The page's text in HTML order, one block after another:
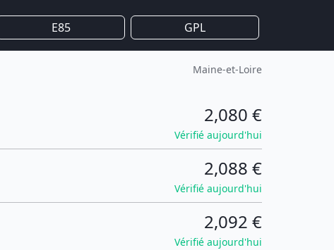
E85 GPL
Maine-et-Loire
2,080 €
Vérifié aujourd'hui
2,088 €
Vérifié aujourd'hui
2,092 €
Vérifié aujourd'hui